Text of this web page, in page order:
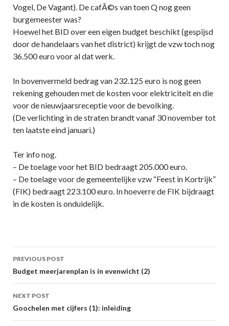
Vogel, De Vagant). De cafÃ©s van toen Q nog geen
burgemeester was?
Hoewel het BID over een eigen budget beschikt (gespijsd
door de handelaars van het district) krijgt de vzw toch nog
36.500 euro voor al dat werk.
In bovenvermeld bedrag van 232.125 euro is nog geen
rekening gehouden met de kosten voor elektriciteit en die
voor de nieuwjaarsreceptie voor de bevolking.
(De verlichting in de straten brandt vanaf 30 november tot
ten laatste eind januari.)
Ter info nog.
– De toelage voor het BID bedraagt 205.000 euro.
– De toelage voor de gemeentelijke vzw “Feest in Kortrijk”
(FIK) bedraagt 223.100 euro. In hoeverre de FIK bijdraagt
in de kosten is onduidelijk.
Post
navigation
PREVIOUS POST
Budget meerjarenplan is in evenwicht (2)
NEXT POST
Goochelen met cijfers (1): inleiding